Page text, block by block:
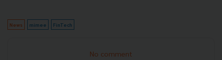
News mimee FinTech
No comment